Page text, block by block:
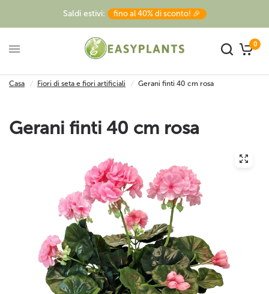
Saldi estivi: fino al 40% di sconto! 🎉
0
Casa / Fiori di seta e fiori artificiali / Gerani finti 40 cm rosa
Gerani finti 40 cm rosa